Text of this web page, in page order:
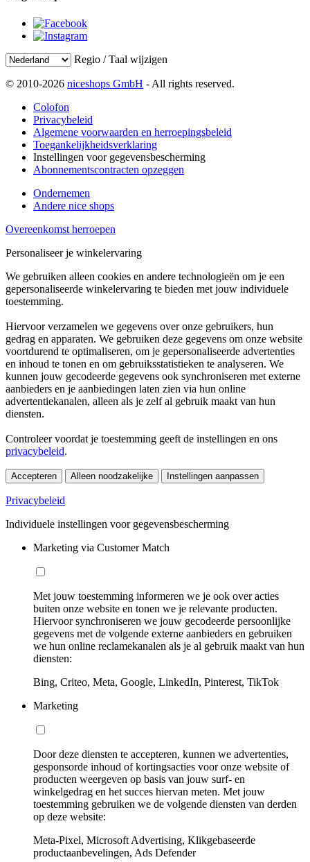
Regio / Taal wijzigen
© 2010-2026 niceshops GmbH - All rights reserved.
Colofon
Privacybeleid
Algemene voorwaarden en herroepingsbeleid
Toegankelijkheidsverklaring
Instellingen voor gegevensbescherming
Abonnementscontracten opzeggen
Ondernemen
Andere nice shops
Overeenkomst herroepen
Personaliseer je winkelervaring
We gebruiken alleen cookies en andere technologieën om je een
gepersonaliseerde winkelervaring te bieden met jouw individuele
toestemming.
Hiervoor verzamelen we gegevens over onze gebruikers, hun
gedrag en apparaten. We gebruiken deze gegevens om onze website
voortdurend te optimaliseren, om je gepersonaliseerde advertenties
en inhoud te tonen en om gebruiksstatistieken te analyseren. We
kunnen jouw gecodeerde gegevens ook synchroniseren met externe
aanbieders en je aanbiedingen laten zien via hun online
advertentiekanalen, alleen als je zelf al gebruik maakt van hun
diensten.
Controleer voordat je toestemming geeft de instellingen en ons
privacybeleid.
Accepteren Alleen noodzakelijke Instellingen aanpassen
Privacybeleid
Individuele instellingen voor gegevensbescherming
Marketing via Customer Match
Met jouw toestemming informeren we je ook over acties
buiten onze website en tonen we je relevante producten.
Hiervoor synchroniseren we jouw gecodeerde persoonlijke
gegevens met de volgende externe aanbieders en gebruiken
we hun online reclamekanalen als je al gebruik maakt van hun
diensten:
Bing, Criteo, Meta, Google, LinkedIn, Pinterest, TikTok
Marketing
Door deze diensten te accepteren, kunnen we advertenties,
gesponsorde inhoud of kortingsacties voor onze website of
producten weergeven op basis van jouw surf- en
winkelgedrag en het succes hiervan meten. Met jouw
toestemming gebruiken we de volgende diensten van derden
op deze website:
Meta-Pixel, Microsoft Advertising, Klikgebaseerde
productaanbevelingen, Ads Defender